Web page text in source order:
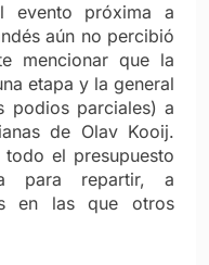
evento próxima a
aún no percibió
mencionar que la
etapa y la general
podios parciales) a
de Olav Kooij.
el presupuesto
para repartir, a
en las que otros